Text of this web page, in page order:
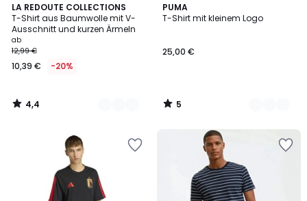
LA REDOUTE COLLECTIONS
T-Shirt aus Baumwolle mit V-
Ausschnitt und kurzen Ärmeln
ab
12,99 €
10,39 € -20%
4,4
/ 5
5
Farben
4,4
/
PUMA
T-Shirt mit kleinem Logo
25,00 €
5
/
3
Farben
5
/